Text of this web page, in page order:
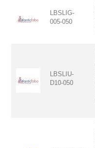
LBSLIG-
005-050
LBSLIU-
D10-050